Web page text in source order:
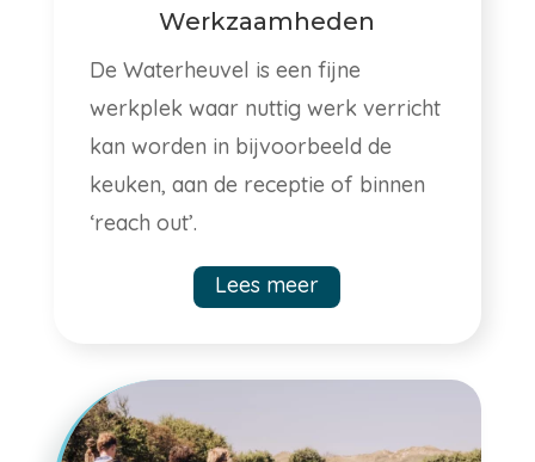
Werkzaamheden
De Waterheuvel is een fijne
werkplek waar nuttig werk verricht
kan worden in bijvoorbeeld de
keuken, aan de receptie of binnen
‘reach out’.
Lees meer